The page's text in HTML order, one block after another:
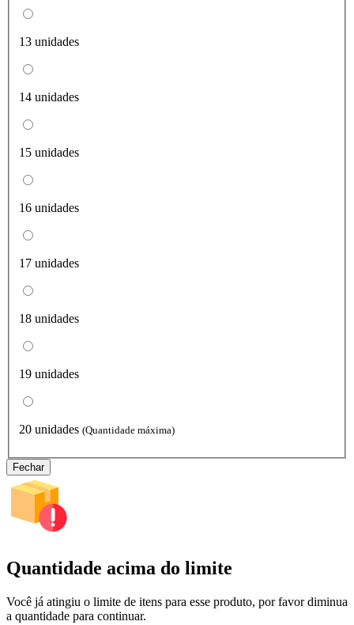
13 unidades
14 unidades
15 unidades
16 unidades
17 unidades
18 unidades
19 unidades
20 unidades (Quantidade máxima)
Fechar
Quantidade acima do limite
Você já atingiu o limite de itens para esse produto, por favor diminua
a quantidade para continuar.